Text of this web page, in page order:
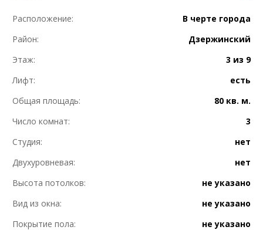
Расположение:
В черте города
Район:
Дзержинский
Этаж:
3 из 9
Лифт:
есть
Общая площадь:
80 кв. м.
Число комнат:
3
Студия:
нет
Двухуровневая:
нет
Высота потолков:
не указано
Вид из окна:
не указано
Покрытие пола:
не указано